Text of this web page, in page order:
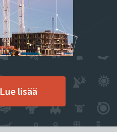
Lue lisää